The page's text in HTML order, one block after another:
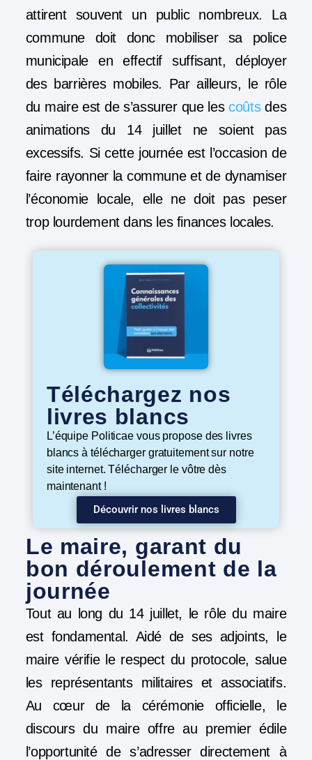
attirent souvent un public nombreux. La
commune doit donc mobiliser sa police
municipale en effectif suffisant, déployer
des barrières mobiles. Par ailleurs, le rôle
du maire est de s’assurer que lescoûtsdes
animations du 14 juillet ne soient pas
excessifs. Si cette journée est l’occasion de
faire rayonner la commune et de dynamiser
l’économie locale, elle ne doit pas peser
trop lourdement dans les finances locales.
Téléchargez nos
livres blancs
L’équipe Politicae vous propose des livres
blancs à télécharger gratuitement sur notre
site internet. Télécharger le vôtre dès
maintenant !
Découvrir nos livres blancs
Le maire, garant du
bon déroulement de la
journée
Tout au long du 14 juillet, le rôle du maire
est fondamental. Aidé de ses adjoints, le
maire vérifie le respect du protocole, salue
les représentants militaires et associatifs.
Au cœur de la cérémonie officielle, le
discours du maire offre au premier édile
l’opportunité de s’adresser directement à